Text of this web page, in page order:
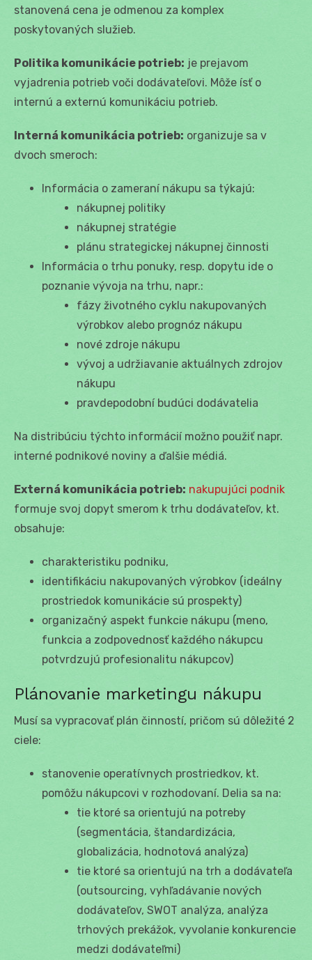
stanovená cena je odmenou za komplex
poskytovaných služieb.
Politika komunikácie potrieb: je prejavom
vyjadrenia potrieb voči dodávateľovi. Môže ísť o
internú a externú komunikáciu potrieb.
Interná komunikácia potrieb: organizuje sa v
dvoch smeroch:
Informácia o zameraní nákupu sa týkajú:
nákupnej politiky
nákupnej stratégie
plánu strategickej nákupnej činnosti
Informácia o trhu ponuky, resp. dopytu ide o
poznanie vývoja na trhu, napr.:
fázy životného cyklu nakupovaných
výrobkov alebo prognóz nákupu
nové zdroje nákupu
vývoj a udržiavanie aktuálnych zdrojov
nákupu
pravdepodobní budúci dodávatelia
Na distribúciu týchto informácií možno použiť napr.
interné podnikové noviny a ďalšie médiá.
Externá komunikácia potrieb: nakupujúci podnik
formuje svoj dopyt smerom k trhu dodávateľov, kt.
obsahuje:
charakteristiku podniku,
identifikáciu nakupovaných výrobkov (ideálny
prostriedok komunikácie sú prospekty)
organizačný aspekt funkcie nákupu (meno,
funkcia a zodpovednosť každého nákupcu
potvrdzujú profesionalitu nákupcov)
Plánovanie marketingu nákupu
Musí sa vypracovať plán činností, pričom sú dôležité 2
ciele:
stanovenie operatívnych prostriedkov, kt.
pomôžu nákupcovi v rozhodovaní. Delia sa na:
tie ktoré sa orientujú na potreby
(segmentácia, štandardizácia,
globalizácia, hodnotová analýza)
tie ktoré sa orientujú na trh a dodávateľa
(outsourcing, vyhľadávanie nových
dodávateľov, SWOT analýza, analýza
trhových prekážok, vyvolanie konkurencie
medzi dodávateľmi)